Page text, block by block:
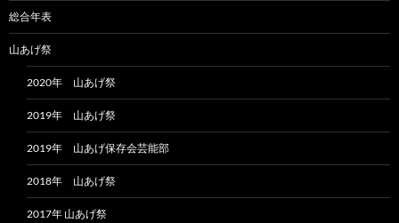
総合年表
山あげ祭
2020年 山あげ祭
2019年 山あげ祭
2019年 山あげ保存会芸能部
2018年 山あげ祭
2017年 山あげ祭